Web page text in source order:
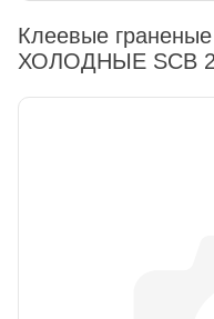
Клеевые
ХОЛОДНЫЕ SCB